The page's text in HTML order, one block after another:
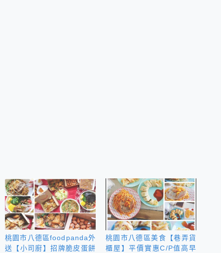
桃園市八德區foodpanda外
送【小司廚】招牌脆皮蛋餅
桃園市八德區美食【巷弄貨
櫃屋】平價實惠C/P值高早